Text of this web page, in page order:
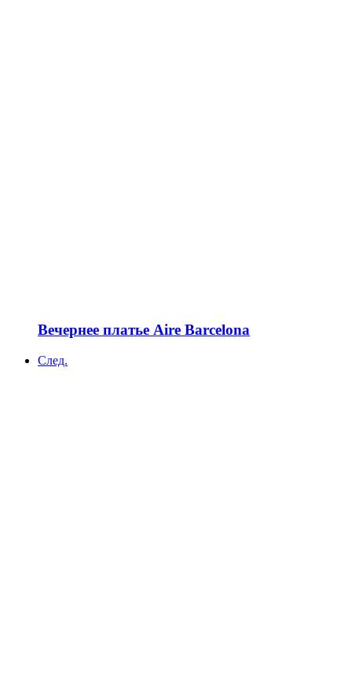
Вечернее платье Aire Barcelona
След.